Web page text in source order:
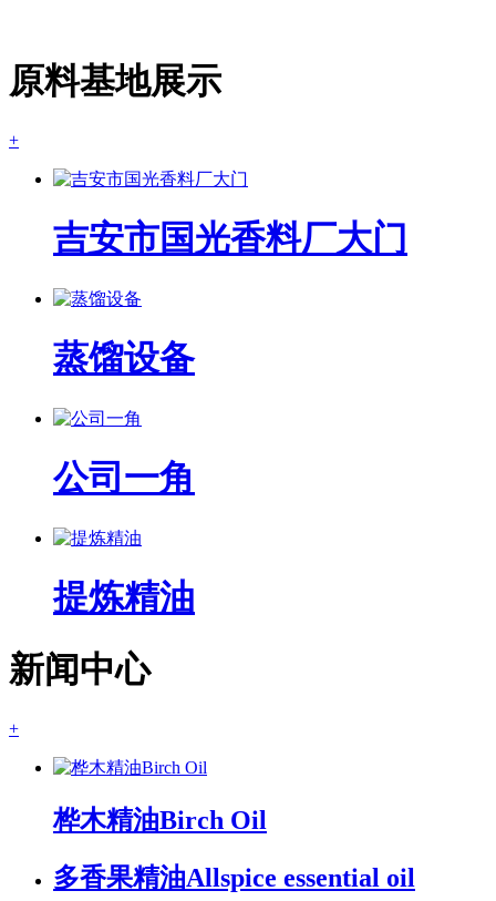
原料基地展示
+
吉安市国光香料厂大门
蒸馏设备
公司一角
提炼精油
新闻中心
+
桦木精油Birch Oil
多香果精油Allspice essential oil